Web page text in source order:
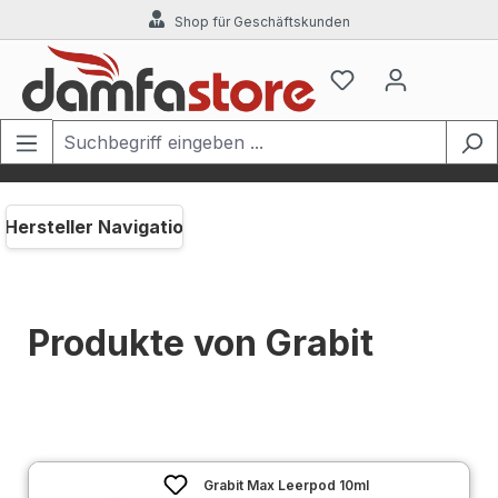
Zum Hauptinhalt springenShop für Geschäftskunden
Hersteller Navigation
Produkte von Grabit
Grabit Max Leerpod 10ml